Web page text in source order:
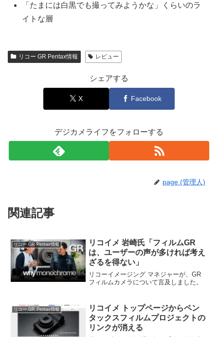
「たまには白黒でも撮ってみようかな」くらいのラ
イトな層
リコー GR Pentax情報 レビュー
シェアする
X Facebook
デジカメライフをフォローする
page (管理人)
関連記事
リコー GR Pentax情報
リコイメ 岩崎氏「フィルムGR
は、ユーザーの声が多ければ考え
ざるを得ない」
リコーイメージング マネジャーが、GR
フィルムカメラについて言及しました。
リコー GR Pentax情報
リコイメ トップページからペン
タックスフィルムプロジェクトの
リンクが消える